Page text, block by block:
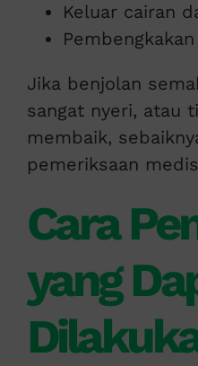
Keluar cairan
Jika benjolan
sangat nyeri, atau
membaik,
pemeriksaan
Cara
yang